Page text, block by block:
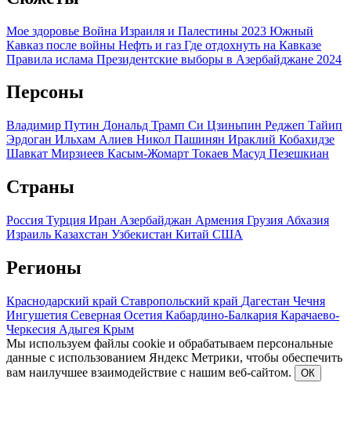
Мое здоровье Война Израиля и Палестины 2023 Южный
Кавказ после войны Нефть и газ Где отдохнуть на Кавказе
Правила ислама Президентские выборы в Азербайджане 2024
Персоны
Владимир Путин Дональд Трамп Си Цзиньпин Реджеп Тайип
Эрдоган Ильхам Алиев Никол Пашинян Ираклий Кобахидзе
Шавкат Мирзиеев Касым-Жомарт Токаев Масуд Пезешкиан
Страны
Россия Турция Иран Азербайджан Армения Грузия Абхазия
Израиль Казахстан Узбекистан Китай США
Регионы
Краснодарский край Ставропольский край Дагестан Чечня
Ингушетия Северная Осетия Кабардино-Балкария Карачаево-
Черкесия Адыгея Крым
Мы используем файлы cookie и обрабатываем персональные
данные с использованием Яндекс Метрики, чтобы обеспечить
вам наилучшее взаимодействие с нашим веб-сайтом.
ОК